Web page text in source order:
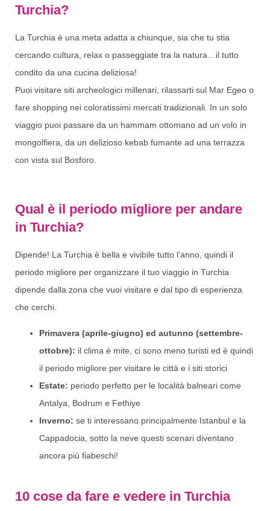
Turchia?
La Turchia è una meta adatta a chiunque, sia che tu stia
cercando cultura, relax o passeggiate tra la natura…il tutto
condito da una cucina deliziosa!
Puoi visitare siti archeologici millenari, rilassarti sul Mar Egeo o
fare shopping nei coloratissimi mercati tradizionali. In un solo
viaggio puoi passare da un hammam ottomano ad un volo in
mongolfiera, da un delizioso kebab fumante ad una terrazza
con vista sul Bosforo.
Qual è il periodo migliore per andare
in Turchia?
Dipende! La Turchia è bella e vivibile tutto l’anno, quindi il
periodo migliore per organizzare il tuo viaggio in Turchia
dipende dalla zona che vuoi visitare e dal tipo di esperienza
che cerchi.
Primavera (aprile-giugno) ed autunno (settembre-
ottobre): il clima è mite, ci sono meno turisti ed è quindi
il periodo migliore per visitare le città e i siti storici
Estate: periodo perfetto per le località balneari come
Antalya, Bodrum e Fethiye
Inverno: se ti interessano principalmente Istanbul e la
Cappadocia, sotto la neve questi scenari diventano
ancora più fiabeschi!
10 cose da fare e vedere in Turchia